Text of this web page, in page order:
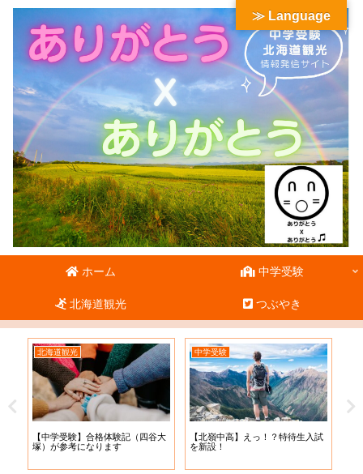
ホーム 中学受験
北海道観光 つぶやき
北海道観光
【中学受験】合格体験記（四谷大
塚）が参考になります
中学受験
【北嶺中高】えっ！？特待生入試
を新設！
≫ Language